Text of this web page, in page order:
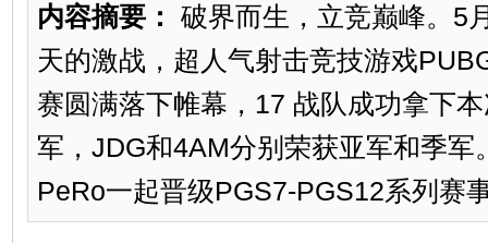
内容摘要：
破界而生，立竞巅峰。5
天的激战，超人气射击竞技游戏
赛圆满落下帷幕，17 战队成功拿下
军，JDG和4AM分别荣获亚军和季军
PeRo一起晋级PGS7-PGS12系列赛